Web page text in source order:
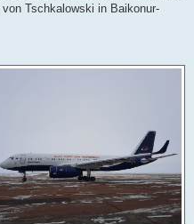
Tschkalowski in Baikonur-